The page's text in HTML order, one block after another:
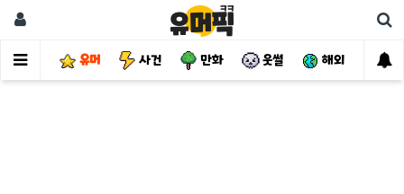
유머 사건 만화 웃썰 해외 핫